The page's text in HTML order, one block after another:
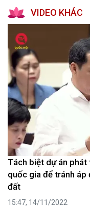
VIDEO KHÁC
Tách biệt dự án phát
quốc gia để tránh áp
đất
15:47, 14/11/2022